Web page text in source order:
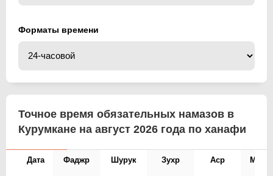
Форматы времени
Точное время обязательных намазов в
Курумкане на август 2026 года по ханафи
Дата Фаджр Шурук Зухр Аср